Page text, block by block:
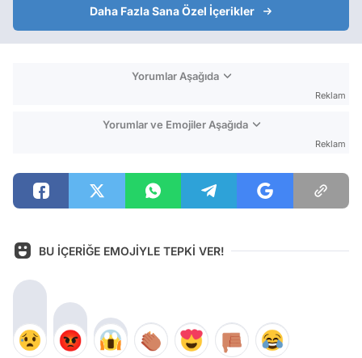
Daha Fazla Sana Özel İçerikler
Yorumlar Aşağıda
Reklam
Yorumlar ve Emojiler Aşağıda
Reklam
BU İÇERİĞE EMOJİYLE TEPKİ VER!